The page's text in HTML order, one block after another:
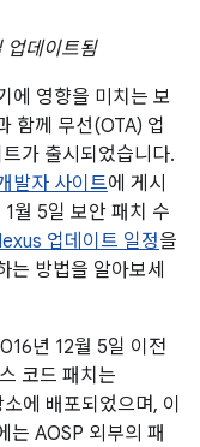
업데이트됨
에 영향을 미치는 보
함께 무선(OTA) 업
가 출시되었습니다.
발자 사이트에 게시
월 5일 보안 패치 수
업데이트 일정을
는 방법을 알아보세
년 12월 5일 이전
코드 패치는
에 배포되었으며, 이
는 AOSP 외부의 패